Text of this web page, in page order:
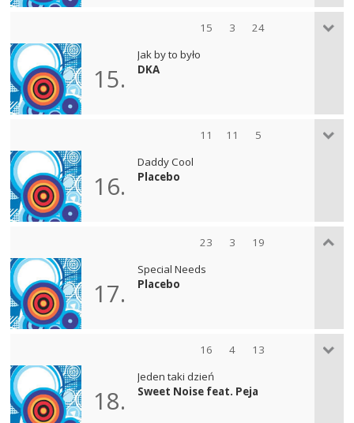
15 3 24
15.
Jak by to było
DKA
11 11 5
16.
Daddy Cool
Placebo
23 3 19
17.
Special Needs
Placebo
16 4 13
18.
Jeden taki dzień
Sweet Noise feat. Peja